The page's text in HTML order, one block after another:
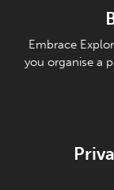
Embrace
you organise a